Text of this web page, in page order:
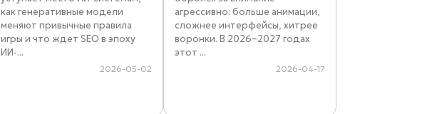
как генеративные модели
меняют привычные правила
игры и что ждет SEO в эпоху
ИИ-...
2026-05-02
агрессивно: больше анимации,
сложнее интерфейсы, хитрее
воронки. В 2026–2027 годах
этот ...
2026-04-17